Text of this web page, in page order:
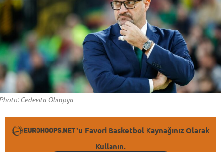
Cedevita Olimpija
'u Favori Basketbol Kaynağınız Olarak
Kullanın.